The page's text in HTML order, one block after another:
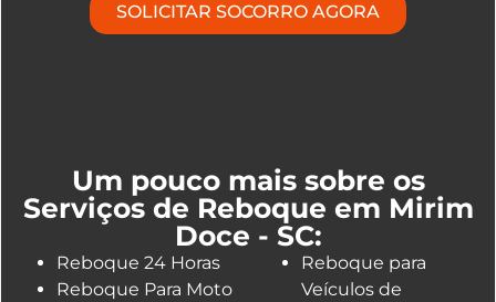
SOLICITAR SOCORRO AGORA
Um pouco mais sobre os
Serviços de Reboque em Mirim
Doce - SC:
Reboque 24 Horas
Reboque Para Moto
Reboque para
Veículos de